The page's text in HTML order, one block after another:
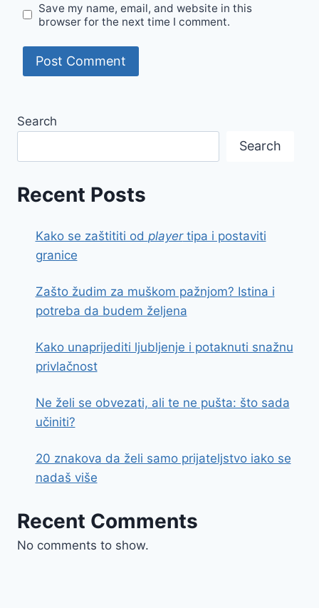
Save my name, email, and website in this
browser for the next time I comment.
Search
Search
Recent Posts
Kako se zaštititi od playertipa i postaviti
granice
Zašto žudim za muškom pažnjom? Istina i
potreba da budem željena
Kako unaprijediti ljubljenje i potaknuti snažnu
privlačnost
Ne želi se obvezati, ali te ne pušta: što sada
učiniti?
20 znakova da želi samo prijateljstvo iako se
nadaš više
Recent Comments
No comments to show.